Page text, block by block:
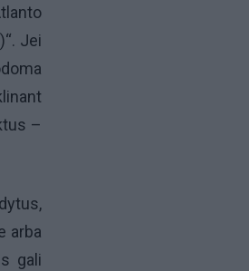
Jei
–
arba
gali